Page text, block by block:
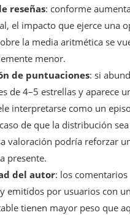
reseñas: conforme
el impacto que ejerce una
la media aritmética se
menor.
de puntuaciones: si
de 4–5 estrellas y aparece
interpretarse como un
de que la distribución sea
valoración podría reforzar
presente.
del autor: los comentarios
emitidos por usuarios con un
tienen mayor peso que